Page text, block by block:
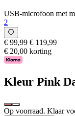
USB-microfoon met
2
€ 99,99 € 119,99
€ 20,00 korting
Kleur Pink
Op voorraad. Klaar